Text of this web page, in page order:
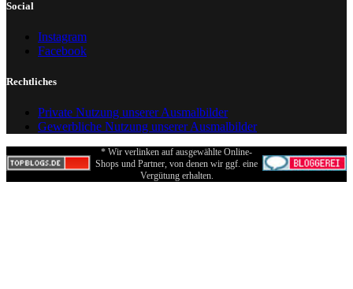
Social
Instagram
Facebook
Rechtliches
Private Nutzung unserer Ausmalbilder
Gewerbliche Nutzung unserer Ausmalbilder
* Wir verlinken auf ausgewählte Online-
Shops und Partner, von denen wir ggf. eine
Vergütung erhalten.